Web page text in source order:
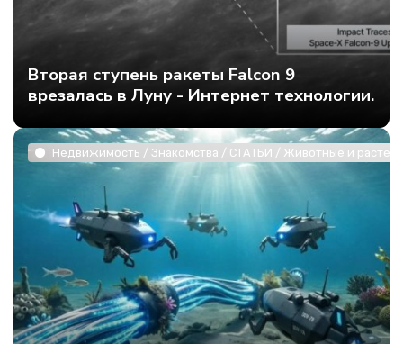
Вторая ступень ракеты Falcon 9
врезалась в Луну - Интернет технологии.
Недвижимость / Знакомства / СТАТЬИ / Животные и